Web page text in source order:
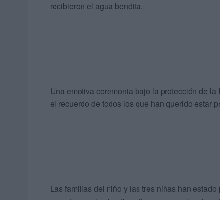
recibieron el agua bendita.
Una emotiva ceremonia bajo la protección de la
el recuerdo de todos los que han querido estar
Las familias del niño y las tres niñas han